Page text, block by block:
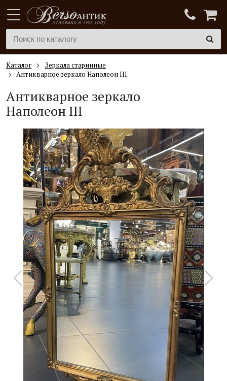
Каталог
Зеркала старинные
Антикварное зеркало Наполеон III
Антикварное зеркало
Наполеон III